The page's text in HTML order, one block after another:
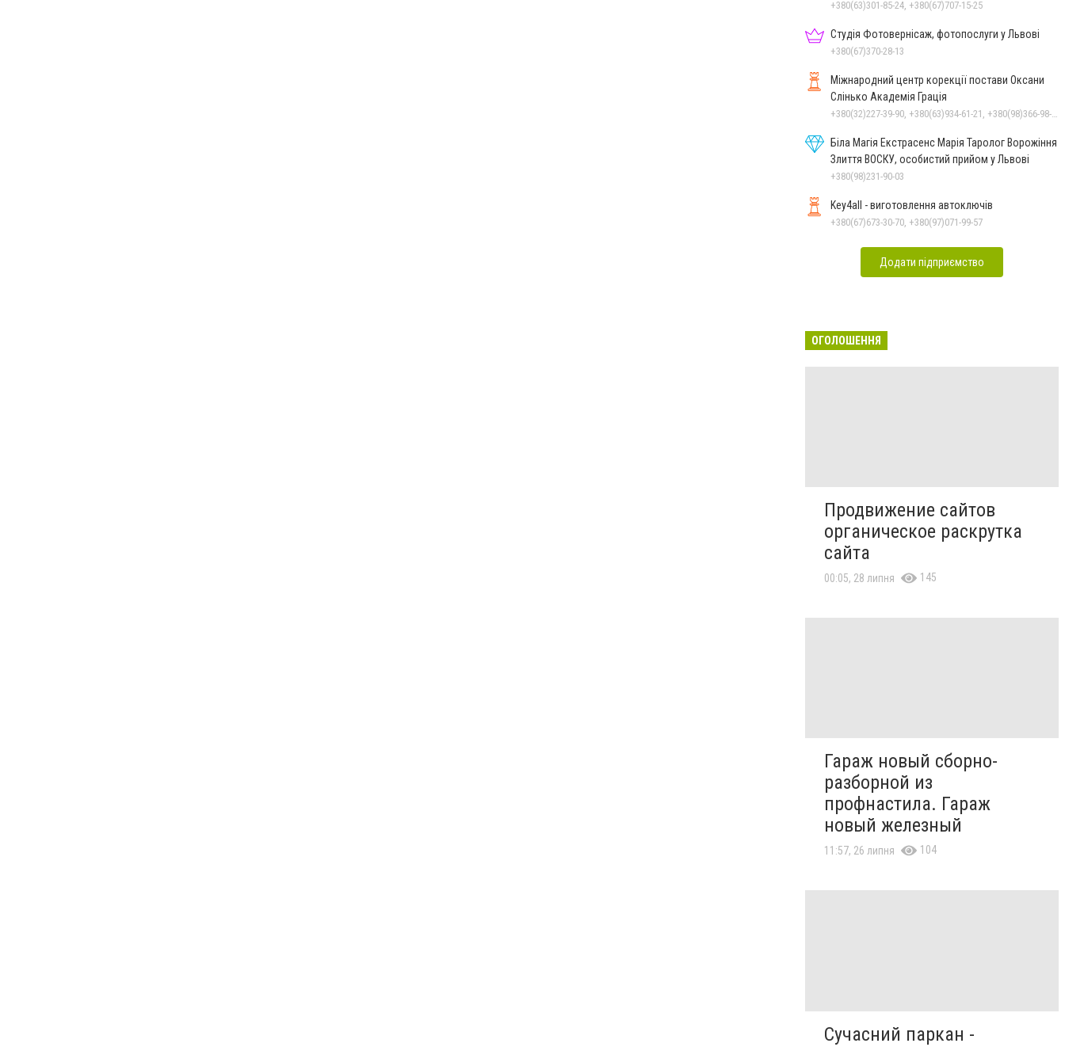
+380(63)301-85-24, +380(67)707-15-25
Студія Фотовернісаж, фотопослуги у Львові
+380(67)370-28-13
Міжнародний центр корекції постави Оксани
Слінько Академія Грація
Біла Магія Екстрасенс Марія Таролог Ворожіння
Злиття ВОСКУ, особистий прийом у Львові
+380(98)231-90-03
Key4all - виготовлення автоключів
+380(67)673-30-70, +380(97)071-99-57
Додати підприємство
ОГОЛОШЕННЯ
Продвижение сайтов
органическое раскрутка
сайта
00:05, 28 липня 145
Гараж новый сборно-
разборной из
профнастила. Гараж
новый железный
11:57, 26 липня 104
Сучасний паркан -